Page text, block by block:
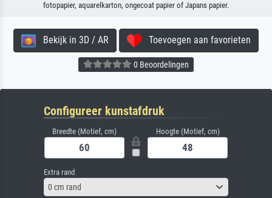
fotopapier, aquarelkarton, ongecoat papier of Japans papier.
Bekijk in 3D / AR Toevoegen aan favorieten
0 Beoordelingen
Configureer kunstafdruk
Breedte (Motief, cm) Hoogte (Motief, cm)
Extra rand
0 cm rand